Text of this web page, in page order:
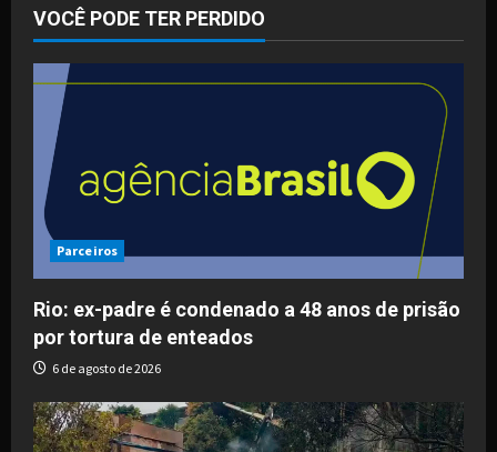
VOCÊ PODE TER PERDIDO
Parceiros
Rio: ex-padre é condenado a 48 anos de prisão
por tortura de enteados
6 de agosto de 2026